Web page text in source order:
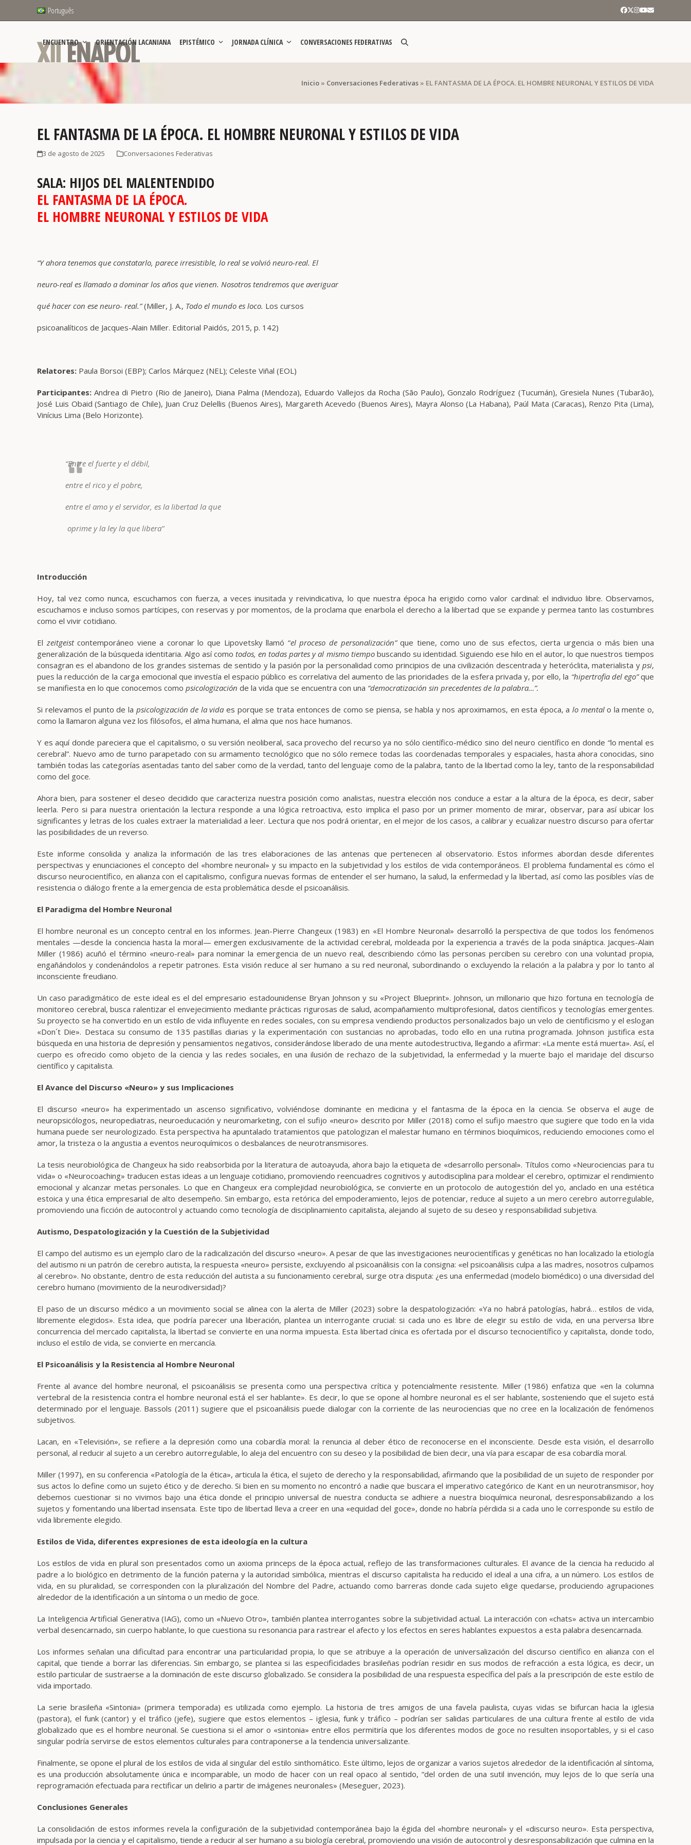
Português Facebook
Twitter
Instagram
YouTube
Correo
electrónico
ENCUENTRO ORIENTACIÓN LACANIANA EPISTÉMICO JORNADA CLÍNICA CONVERSACIONES FEDERATIVAS
Inicio » Conversaciones Federativas » EL FANTASMA DE LA ÉPOCA. EL HOMBRE NEURONAL Y ESTILOS DE VIDA
EL FANTASMA DE LA ÉPOCA. EL HOMBRE NEURONAL Y ESTILOS DE VIDA
3 de agosto de 2025 Conversaciones Federativas
SALA: HIJOS DEL MALENTENDIDO
EL FANTASMA DE LA ÉPOCA.
EL HOMBRE NEURONAL Y ESTILOS DE VIDA
“Y ahora tenemos que constatarlo, parece irresistible, lo real se volvió neuro-real. El
neuro-real es llamado a dominar los años que vienen. Nosotros tendremos que averiguar
qué hacer con ese neuro- real.”(Miller, J. A., Todo el mundo es loco. Los cursos
psicoanalíticos de Jacques-Alain Miller. Editorial Paidós, 2015, p. 142)
Relatores: Paula Borsoi (EBP); Carlos Márquez (NEL); Celeste Viñal (EOL)
Participantes: Andrea di Pietro (Rio de Janeiro), Diana Palma (Mendoza), Eduardo Vallejos da Rocha (São Paulo), Gonzalo Rodríguez (Tucumán), Gresiela Nunes (Tubarão),
José Luis Obaid (Santiago de Chile), Juan Cruz Delellis (Buenos Aires), Margareth Acevedo (Buenos Aires), Mayra Alonso (La Habana), Paúl Mata (Caracas), Renzo Pita (Lima),
Vinícius Lima (Belo Horizonte).
“Entre el fuerte y el débil,
entre el rico y el pobre,
entre el amo y el servidor, es la libertad la que
oprime y la ley la que libera”
Introducción
Hoy, tal vez como nunca, escuchamos con fuerza, a veces inusitada y reivindicativa, lo que nuestra época ha erigido como valor cardinal: el individuo libre. Observamos,
escuchamos e incluso somos partícipes, con reservas y por momentos, de la proclama que enarbola el derecho a la libertad que se expande y permea tanto las costumbres
como el vivir cotidiano.
El zeitgeistcontemporáneo viene a coronar lo que Lipovetsky llamó “el proceso de personalización”que tiene, como uno de sus efectos, cierta urgencia o más bien una
generalización de la búsqueda identitaria. Algo así comotodos, en todas partes y al mismo tiempo buscando su identidad. Siguiendo ese hilo en el autor, lo que nuestros tiempos
consagran es el abandono de los grandes sistemas de sentido y la pasión por la personalidad como principios de una civilización descentrada y heteróclita, materialista y psi,
pues la reducción de la carga emocional que investía el espacio público es correlativa del aumento de las prioridades de la esfera privada y, por ello, la “hipertrofia del ego”que
se manifiesta en lo que conocemos como psicologización de la vida que se encuentra con una “democratización sin precedentes de la palabra…”.
Si relevamos el punto de la psicologización de la vidaes porque se trata entonces de como se piensa, se habla y nos aproximamos, en esta época, a lo mentalo la mente o,
como la llamaron alguna vez los filósofos, el alma humana, el alma que nos hace humanos.
Y es aquí donde pareciera que el capitalismo, o su versión neoliberal, saca provecho del recurso ya no sólo científico-médico sino del neuro científico en donde “lo mental es
cerebral”. Nuevo amo de turno parapetado con su armamento tecnológico que no sólo remece todas las coordenadas temporales y espaciales, hasta ahora conocidas, sino
también todas las categorías asentadas tanto del saber como de la verdad, tanto del lenguaje como de la palabra, tanto de la libertad como la ley, tanto de la responsabilidad
como del goce.
Ahora bien, para sostener el deseo decidido que caracteriza nuestra posición como analistas, nuestra elección nos conduce a estar a la altura de la época, es decir, saber
leerla. Pero si para nuestra orientación la lectura responde a una lógica retroactiva, esto implica el paso por un primer momento de mirar, observar, para así ubicar los
significantes y letras de los cuales extraer la materialidad a leer. Lectura que nos podrá orientar, en el mejor de los casos, a calibrar y ecualizar nuestro discurso para ofertar
las posibilidades de un reverso.
Este informe consolida y analiza la información de las tres elaboraciones de las antenas que pertenecen al observatorio. Estos informes abordan desde diferentes
perspectivas y enunciaciones el concepto del «hombre neuronal» y su impacto en la subjetividad y los estilos de vida contemporáneos. El problema fundamental es cómo el
discurso neurocientífico, en alianza con el capitalismo, configura nuevas formas de entender el ser humano, la salud, la enfermedad y la libertad, así como las posibles vías de
resistencia o diálogo frente a la emergencia de esta problemática desde el psicoanálisis.
El Paradigma del Hombre Neuronal
El hombre neuronal es un concepto central en los informes. Jean-Pierre Changeux (1983) en «El Hombre Neuronal» desarrolló la perspectiva de que todos los fenómenos
mentales —desde la conciencia hasta la moral— emergen exclusivamente de la actividad cerebral, moldeada por la experiencia a través de la poda sináptica. Jacques-Alain
Miller (1986) acuñó el término «neuro-real» para nominar la emergencia de un nuevo real, describiendo cómo las personas perciben su cerebro con una voluntad propia,
engañándolos y condenándolos a repetir patrones. Esta visión reduce al ser humano a su red neuronal, subordinando o excluyendo la relación a la palabra y por lo tanto al
inconsciente freudiano.
Un caso paradigmático de este ideal es el del empresario estadounidense Bryan Johnson y su «Project Blueprint». Johnson, un millonario que hizo fortuna en tecnología de
monitoreo cerebral, busca ralentizar el envejecimiento mediante prácticas rigurosas de salud, acompañamiento multiprofesional, datos científicos y tecnologías emergentes.
Su proyecto se ha convertido en un estilo de vida influyente en redes sociales, con su empresa vendiendo productos personalizados bajo un velo de cientificismo y el eslogan
«Don´t Die». Destaca su consumo de 135 pastillas diarias y la experimentación con sustancias no aprobadas, todo ello en una rutina programada. Johnson justifica esta
búsqueda en una historia de depresión y pensamientos negativos, considerándose liberado de una mente autodestructiva, llegando a afirmar: «La mente está muerta». Así, el
cuerpo es ofrecido como objeto de la ciencia y las redes sociales, en una ilusión de rechazo de la subjetividad, la enfermedad y la muerte bajo el maridaje del discurso
científico y capitalista.
El Avance del Discurso «Neuro» y sus Implicaciones
El discurso «neuro» ha experimentado un ascenso significativo, volviéndose dominante en medicina y el fantasma de la época en la ciencia. Se observa el auge de
neuropsicólogos, neuropediatras, neuroeducación y neuromarketing, con el sufijo «neuro» descrito por Miller (2018) como el sufijo maestro que sugiere que todo en la vida
humana puede ser neurologizado. Esta perspectiva ha apuntalado tratamientos que patologizan el malestar humano en términos bioquímicos, reduciendo emociones como el
amor, la tristeza o la angustia a eventos neuroquímicos o desbalances de neurotransmisores.
La tesis neurobiológica de Changeux ha sido reabsorbida por la literatura de autoayuda, ahora bajo la etiqueta de «desarrollo personal». Títulos como «Neurociencias para tu
vida» o «Neurocoaching» traducen estas ideas a un lenguaje cotidiano, promoviendo reencuadres cognitivos y autodisciplina para moldear el cerebro, optimizar el rendimiento
emocional y alcanzar metas personales. Lo que en Changeux era complejidad neurobiológica, se convierte en un protocolo de autogestión del yo, anclado en una estética
estoica y una ética empresarial de alto desempeño. Sin embargo, esta retórica del empoderamiento, lejos de potenciar, reduce al sujeto a un mero cerebro autorregulable,
promoviendo una ficción de autocontrol y actuando como tecnología de disciplinamiento capitalista, alejando al sujeto de su deseo y responsabilidad subjetiva.
Autismo, Despatologización y la Cuestión de la Subjetividad
El campo del autismo es un ejemplo claro de la radicalización del discurso «neuro». A pesar de que las investigaciones neurocientíficas y genéticas no han localizado la etiología
del autismo ni un patrón de cerebro autista, la respuesta «neuro» persiste, excluyendo al psicoanálisis con la consigna: «el psicoanálisis culpa a las madres, nosotros culpamos
al cerebro». No obstante, dentro de esta reducción del autista a su funcionamiento cerebral, surge otra disputa: ¿es una enfermedad (modelo biomédico) o una diversidad del
cerebro humano (movimiento de la neurodiversidad)?
El paso de un discurso médico a un movimiento social se alinea con la alerta de Miller (2023) sobre la despatologización: «Ya no habrá patologías, habrá… estilos de vida,
libremente elegidos». Esta idea, que podría parecer una liberación, plantea un interrogante crucial: si cada uno es libre de elegir su estilo de vida, en una perversa libre
concurrencia del mercado capitalista, la libertad se convierte en una norma impuesta. Esta libertad cínica es ofertada por el discurso tecnocientífico y capitalista, donde todo,
incluso el estilo de vida, se convierte en mercancía.
El Psicoanálisis y la Resistencia al Hombre Neuronal
Frente al avance del hombre neuronal, el psicoanálisis se presenta como una perspectiva crítica y potencialmente resistente. Miller (1986) enfatiza que «en la columna
vertebral de la resistencia contra el hombre neuronal está el ser hablante». Es decir, lo que se opone al hombre neuronal es el ser hablante, sosteniendo que el sujeto está
determinado por el lenguaje. Bassols (2011) sugiere que el psicoanálisis puede dialogar con la corriente de las neurociencias que no cree en la localización de fenómenos
subjetivos.
Lacan, en «Televisión», se refiere a la depresión como una cobardía moral: la renuncia al deber ético de reconocerse en el inconsciente. Desde esta visión, el desarrollo
personal, al reducir al sujeto a un cerebro autorregulable, lo aleja del encuentro con su deseo y la posibilidad de bien decir, una vía para escapar de esa cobardía moral.
Miller (1997), en su conferencia «Patología de la ética», articula la ética, el sujeto de derecho y la responsabilidad, afirmando que la posibilidad de un sujeto de responder por
sus actos lo define como un sujeto ético y de derecho. Si bien en su momento no encontró a nadie que buscara el imperativo categórico de Kant en un neurotransmisor, hoy
debemos cuestionar si no vivimos bajo una ética donde el principio universal de nuestra conducta se adhiere a nuestra bioquímica neuronal, desresponsabilizando a los
sujetos y fomentando una libertad insensata. Este tipo de libertad lleva a creer en una «equidad del goce», donde no habría pérdida si a cada uno le corresponde su estilo de
vida libremente elegido.
Estilos de Vida, diferentes expresiones de esta ideología en la cultura
Los estilos de vida en plural son presentados como un axioma princeps de la época actual, reflejo de las transformaciones culturales. El avance de la ciencia ha reducido al
padre a lo biológico en detrimento de la función paterna y la autoridad simbólica, mientras el discurso capitalista ha reducido el ideal a una cifra, a un número. Los estilos de
vida, en su pluralidad, se corresponden con la pluralización del Nombre del Padre, actuando como barreras donde cada sujeto elige quedarse, produciendo agrupaciones
alrededor de la identificación a un síntoma o un medio de goce.
La Inteligencia Artificial Generativa (IAG), como un «Nuevo Otro», también plantea interrogantes sobre la subjetividad actual. La interacción con «chats» activa un intercambio
verbal desencarnado, sin cuerpo hablante, lo que cuestiona su resonancia para rastrear el afecto y los efectos en seres hablantes expuestos a esta palabra desencarnada.
Los informes señalan una dificultad para encontrar una particularidad propia, lo que se atribuye a la operación de universalización del discurso científico en alianza con el
capital, que tiende a borrar las diferencias. Sin embargo, se plantea si las especificidades brasileñas podrían residir en sus modos de refracción a esta lógica, es decir, un
estilo particular de sustraerse a la dominación de este discurso globalizado. Se considera la posibilidad de una respuesta específica del país a la prescripción de este estilo de
vida importado.
La serie brasileña «Sintonia» (primera temporada) es utilizada como ejemplo. La historia de tres amigos de una favela paulista, cuyas vidas se bifurcan hacia la iglesia
(pastora), el funk (cantor) y el tráfico (jefe), sugiere que estos elementos – iglesia, funk y tráfico – podrían ser salidas particulares de una cultura frente al estilo de vida
globalizado que es el hombre neuronal. Se cuestiona si el amor o «sintonia» entre ellos permitiría que los diferentes modos de goce no resulten insoportables, y si el caso
singular podría servirse de estos elementos culturales para contraponerse a la tendencia universalizante.
Finalmente, se opone el plural de los estilos de vida al singular del estilo sinthomático. Este último, lejos de organizar a varios sujetos alrededor de la identificación al síntoma,
es una producción absolutamente única e incomparable, un modo de hacer con un real opaco al sentido, “del orden de una sutil invención, muy lejos de lo que sería una
reprogramación efectuada para rectificar un delirio a partir de imágenes neuronales» (Meseguer, 2023).
Conclusiones Generales
La consolidación de estos informes revela la configuración de la subjetividad contemporánea bajo la égida del «hombre neuronal» y el «discurso neuro». Esta perspectiva,
impulsada por la ciencia y el capitalismo, tiende a reducir al ser humano a su biología cerebral, promoviendo una visión de autocontrol y desresponsabilización que culmina en la